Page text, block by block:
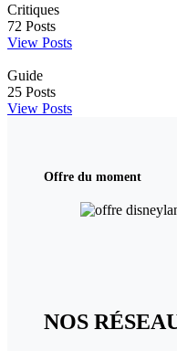
Critiques
72 Posts
View Posts
Guide
25 Posts
View Posts
Offre du moment
NOS